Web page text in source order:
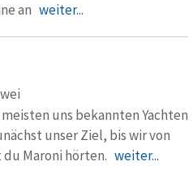
an weiter...
uns bekannten Yachten
unser Ziel, bis wir von
Maroni hörten. weiter...